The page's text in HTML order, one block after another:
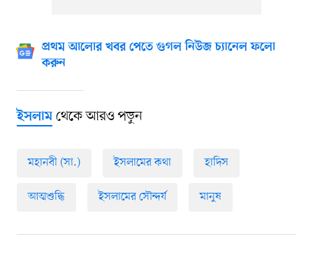
প্রথম আলোর খবর পেতে গুগল নিউজ চ্যানেল ফলো
করুন
ইসলামথেকে আরও পড়ুন
মহানবী (সা.) ইসলামের কথা হাদিস
আত্মশুদ্ধি ইসলামের সৌন্দর্য মানুষ